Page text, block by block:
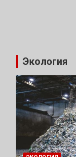
Экология